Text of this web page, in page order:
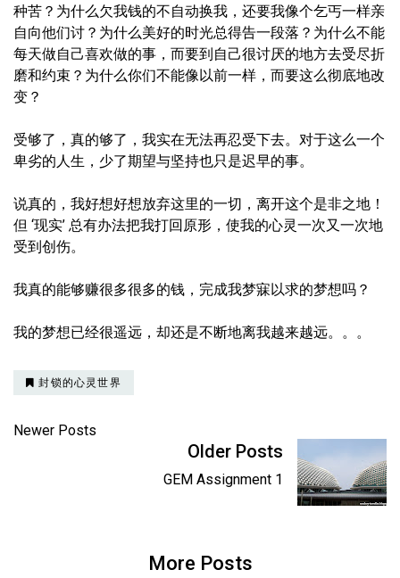
种苦？为什么欠我钱的不自动换我，还要我像个乞丐一样亲
自向他们讨？为什么美好的时光总得告一段落？为什么不能
每天做自己喜欢做的事，而要到自己很讨厌的地方去受尽折
磨和约束？为什么你们不能像以前一样，而要这么彻底地改
变？
受够了，真的够了，我实在无法再忍受下去。对于这么一个
卑劣的人生，少了期望与坚持也只是迟早的事。
说真的，我好想好想放弃这里的一切，离开这个是非之地！
但 ‘现实’ 总有办法把我打回原形，使我的心灵一次又一次地
受到创伤。
我真的能够赚很多很多的钱，完成我梦寐以求的梦想吗？
我的梦想已经很遥远，却还是不断地离我越来越远。。。
封锁的心灵世界
Newer Posts
Older Posts
GEM Assignment 1
More Posts